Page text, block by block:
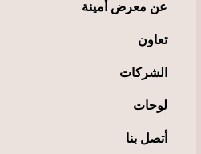
عن معرض أمينة
تعاون
الشركات
لوحات
أتصل بنا